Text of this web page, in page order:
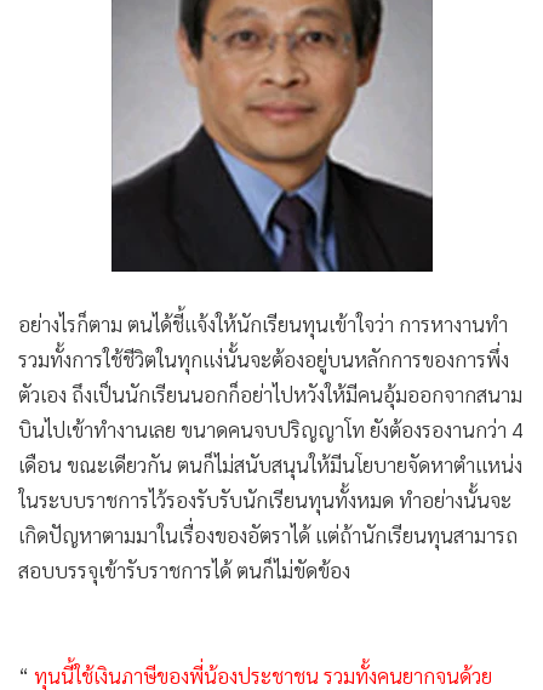
อย่างไรก็ตาม ตนได้ชี้แจ้งให้นักเรียนทุนเข้าใจว่า การหางานทำ
รวมทั้งการใช้ชีวิตในทุกแง่นั้นจะต้องอยู่บนหลักการของการพึ่ง
ตัวเอง ถึงเป็นนักเรียนนอกก็อย่าไปหวังให้มีคนอุ้มออกจากสนาม
บินไปเข้าทำงานเลย ขนาดคนจบปริญญาโท ยังต้องรองานกว่า 4
เดือน ขณะเดียวกัน ตนก็ไม่สนับสนุนให้มีนโยบายจัดหาตำแหน่ง
ในระบบราชการไว้รองรับรับนักเรียนทุนทั้งหมด ทำอย่างนั้นจะ
เกิดปัญหาตามมาในเรื่องของอัตราได้ แต่ถ้านักเรียนทุนสามารถ
สอบบรรจุเข้ารับราชการได้ ตนก็ไม่ขัดข้อง
“ ทุนนี้ใช้เงินภาษีของพี่น้องประชาชน รวมทั้งคนยากจนด้วย